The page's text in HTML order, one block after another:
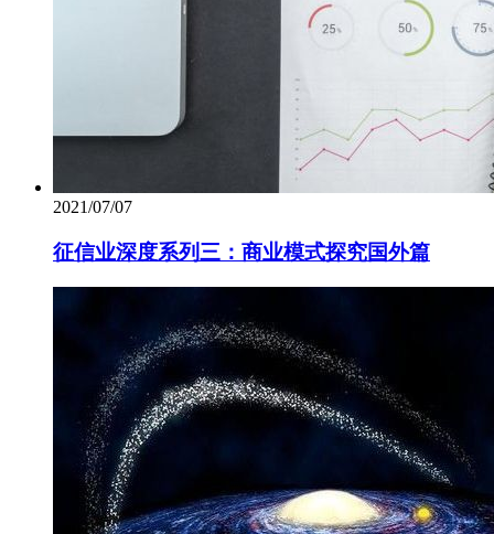
2021/07/07
征信业深度系列三：商业模式探究国外篇